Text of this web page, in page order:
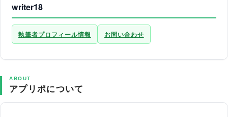
writer18
執筆者プロフィール情報 お問い合わせ
ABOUT
アプリポについて